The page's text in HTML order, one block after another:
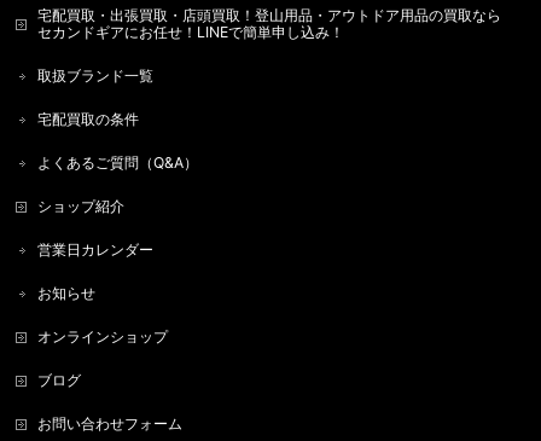
宅配買取・出張買取・店頭買取！登山用品・アウトドア用品の買取なら
セカンドギアにお任せ！LINEで簡単申し込み！
取扱ブランド一覧
宅配買取の条件
よくあるご質問（Q&A）
ショップ紹介
営業日カレンダー
お知らせ
オンラインショップ
ブログ
お問い合わせフォーム